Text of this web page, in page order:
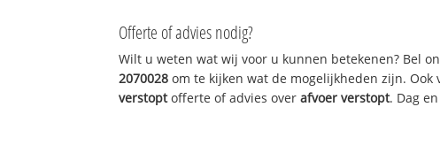
Offerte of advies nodig?
Wilt u weten wat wij voor u kunnen betekenen? Bel
2070028 om te kijken wat de mogelijkheden zijn.
verstoptofferte of advies overafvoer verstopt. Dag